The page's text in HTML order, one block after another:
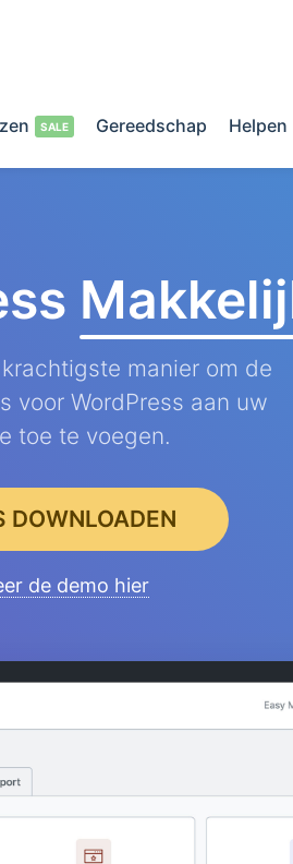
Gereedschap Helpen
manier om de
voor WordPress aan uw
toe te voegen.
DOWNLOADEN
de demo hier